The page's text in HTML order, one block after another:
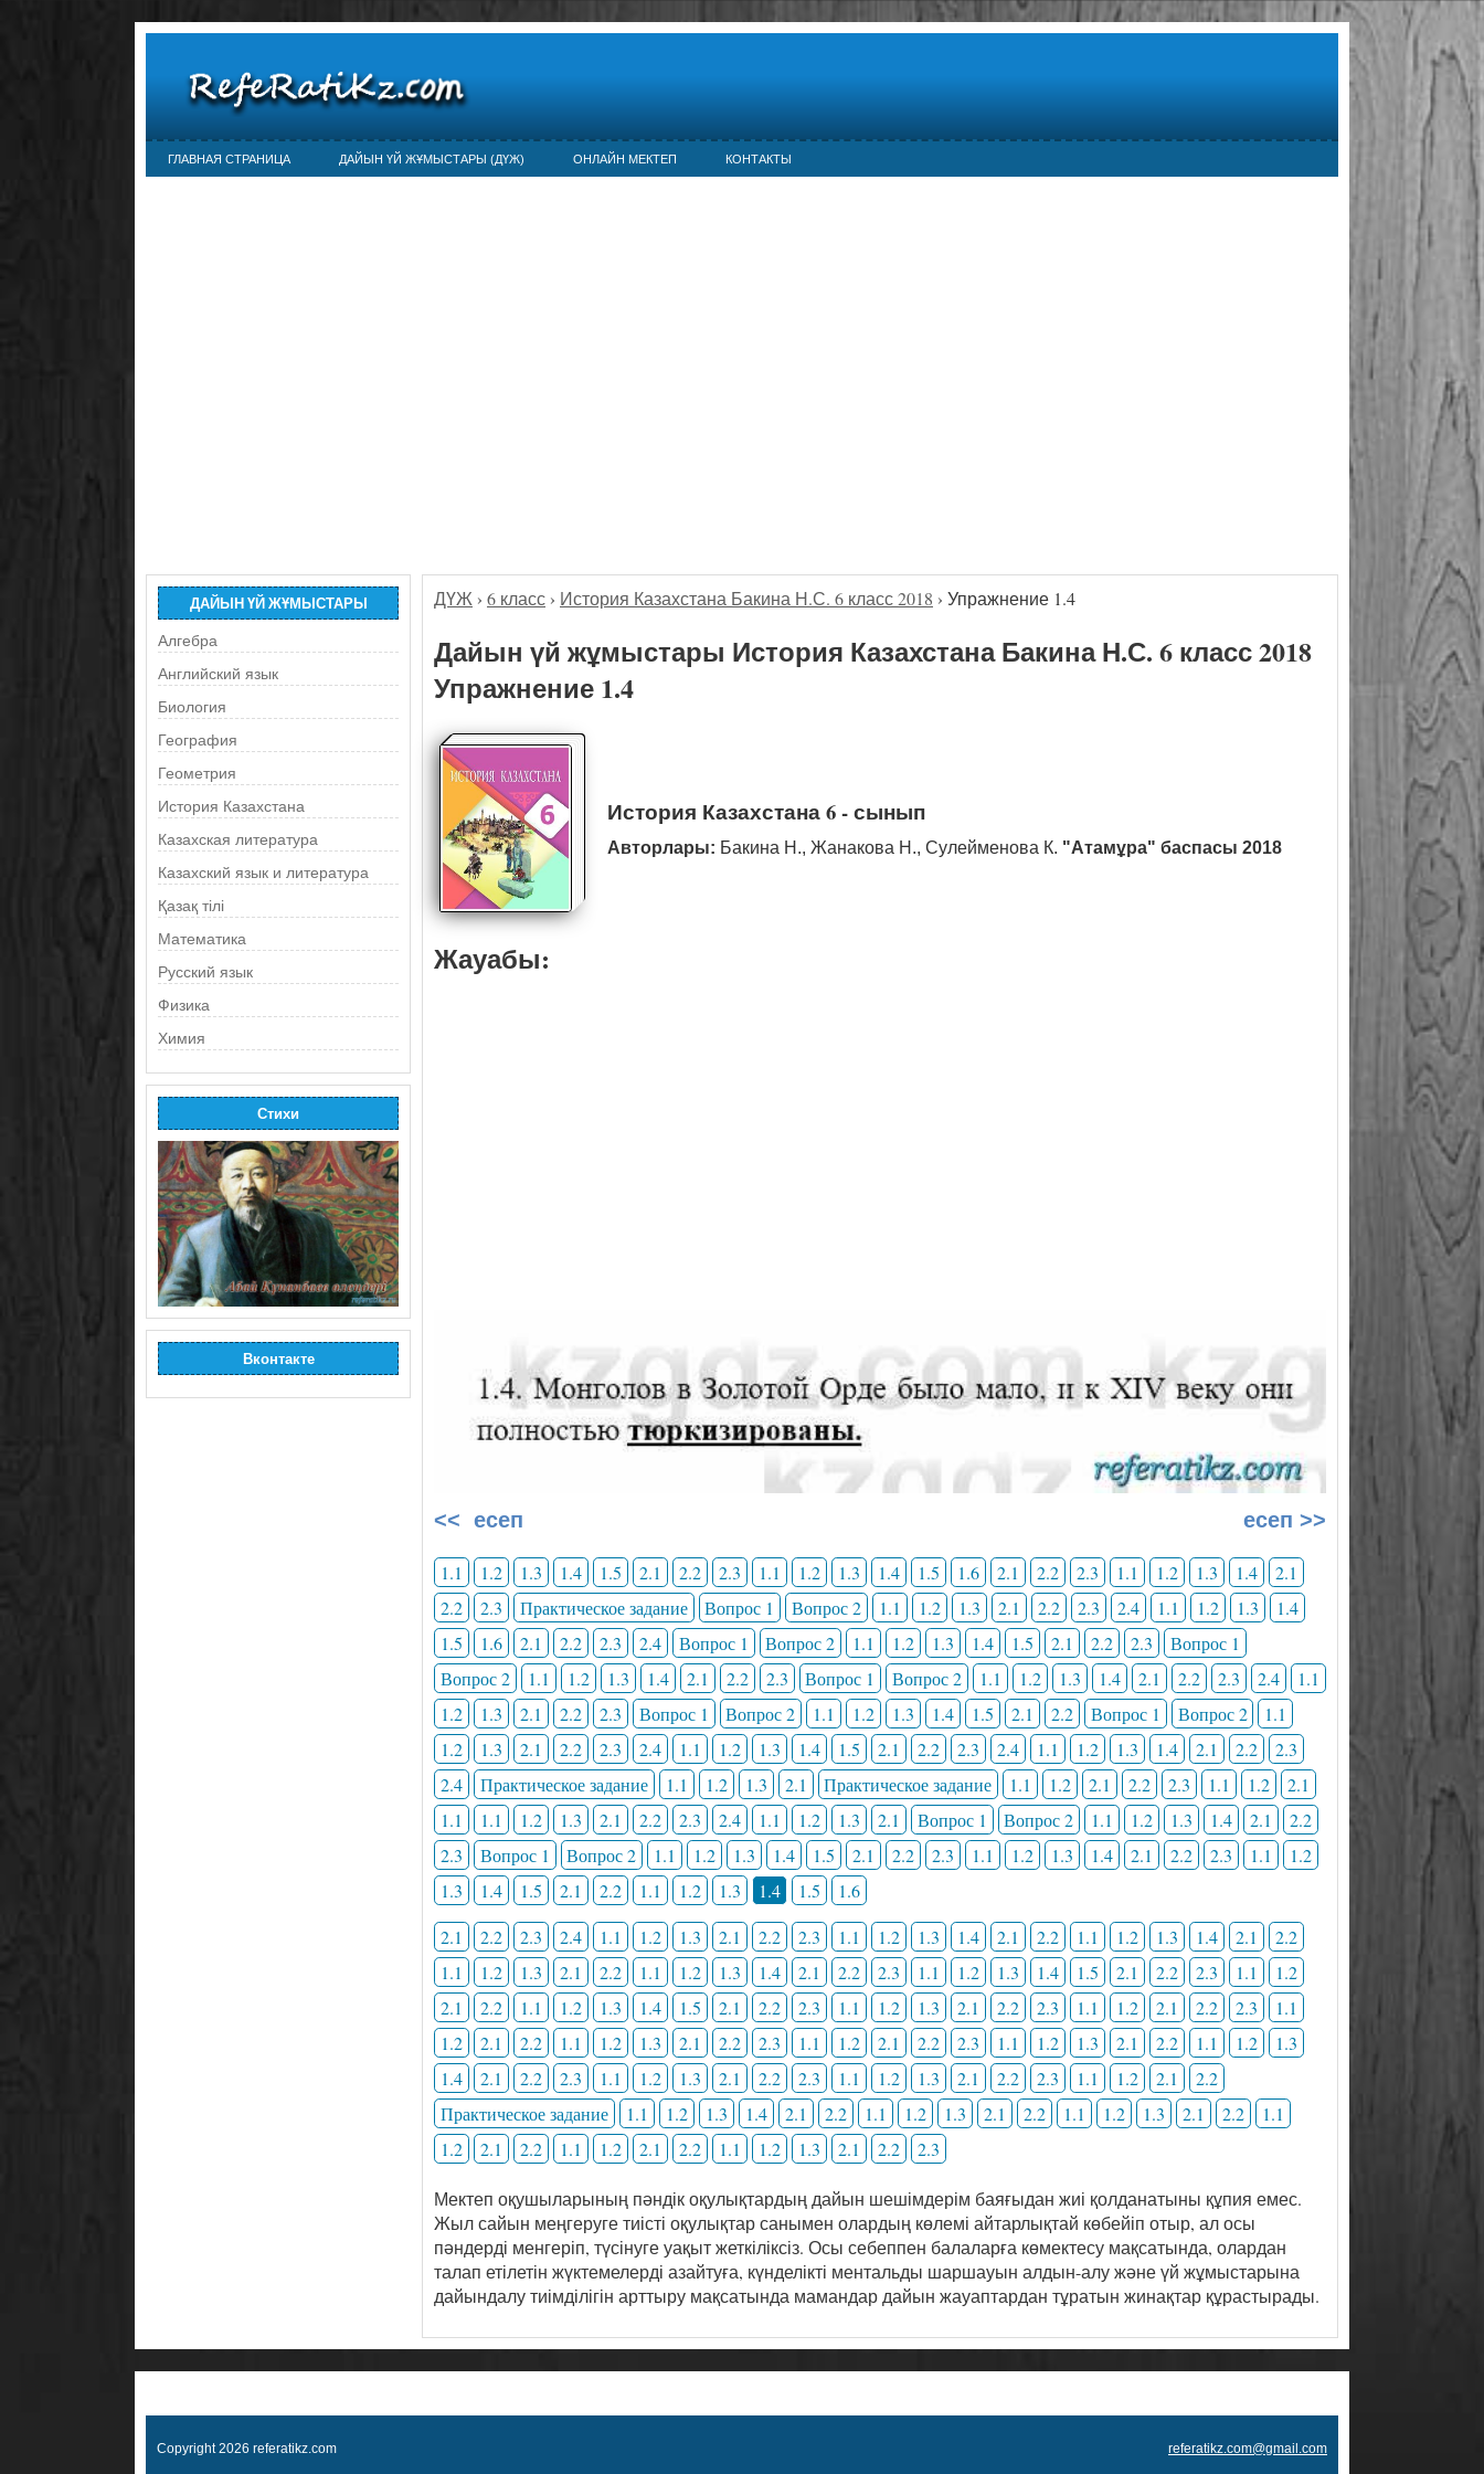
ГЛАВНАЯ СТРАНИЦА ДАЙЫН ҮЙ ЖҰМЫСТАРЫ (ДҮЖ) ОНЛАЙН МЕКТЕП КОНТАКТЫ
ДАЙЫН ҮЙ ЖҰМЫСТАРЫ
Алгебра
Английский язык
Биология
География
Геометрия
История Казахстана
Казахская литература
Казахский язык и литература
Қазақ тілі
Математика
Русский язык
Физика
Химия
Стихи
Вконтакте
ДҮЖ › 6 класс › История Казахстана Бакина Н.С. 6 класс 2018 › Упражнение 1.4
Дайын үй жұмыстары История Казахстана Бакина Н.С. 6 класс 2018
Упражнение 1.4
История Казахстана 6 - сынып
Авторлары: Бакина Н., Жанакова Н., Сулейменова К. "Атамұра" баспасы 2018
Жауабы:
<< есеп есеп >>
1.1 1.2 1.3 1.4 1.5 2.1 2.2 2.3 1.1 1.2 1.3 1.4 1.5 1.6 2.1 2.2 2.3 1.1 1.2 1.3 1.4
2.1
2.2
2.3 Практическое задание Вопрос 1 Вопрос 2 1.1 1.2 1.3 2.1 2.2 2.3 2.4 1.1 1.2 1.3
1.4
1.5
1.6 2.1 2.2 2.3 2.4 Вопрос 1 Вопрос 2 1.1 1.2 1.3 1.4 1.5 2.1 2.2 2.3
Вопрос 1
Вопрос 2
1.1 1.2 1.3 1.4 2.1 2.2 2.3 Вопрос 1 Вопрос 2 1.1 1.2 1.3 1.4 2.1 2.2 2.3 2.4
1.1
1.2
1.3 2.1 2.2 2.3 Вопрос 1 Вопрос 2 1.1 1.2 1.3 1.4 1.5 2.1 2.2 Вопрос 1 Вопрос 2
1.1
1.2
1.3 2.1 2.2 2.3 2.4 1.1 1.2 1.3 1.4 1.5 2.1 2.2 2.3 2.4 1.1 1.2 1.3 1.4 2.1 2.2
2.3
2.4
Практическое задание 1.1 1.2 1.3 2.1 Практическое задание 1.1 1.2 2.1 2.2 2.3 1.1 1.2
2.1
1.1
1.1 1.2 1.3 2.1 2.2 2.3 2.4 1.1 1.2 1.3 2.1 Вопрос 1 Вопрос 2 1.1 1.2 1.3 1.4 2.1
2.2
2.3
Вопрос 1 Вопрос 2 1.1 1.2 1.3 1.4 1.5 2.1 2.2 2.3 1.1 1.2 1.3 1.4 2.1 2.2 2.3 1.1
1.2
1.3
1.4 1.5 2.1 2.2 1.1 1.2 1.3 1.4 1.5
1.6
2.1
2.2 2.3 2.4 1.1 1.2 1.3 2.1 2.2 2.3 1.1 1.2 1.3 1.4 2.1 2.2 1.1 1.2 1.3 1.4 2.1
2.2
1.1
1.2 1.3 2.1 2.2 1.1 1.2 1.3 1.4 2.1 2.2 2.3 1.1 1.2 1.3 1.4 1.5 2.1 2.2 2.3 1.1
1.2
2.1
2.2 1.1 1.2 1.3 1.4 1.5 2.1 2.2 2.3 1.1 1.2 1.3 2.1 2.2 2.3 1.1 1.2 2.1 2.2 2.3
1.1
1.2
2.1 2.2 1.1 1.2 1.3 2.1 2.2 2.3 1.1 1.2 2.1 2.2 2.3 1.1 1.2 1.3 2.1 2.2 1.1 1.2
1.3
1.4
2.1 2.2 2.3 1.1 1.2 1.3 2.1 2.2 2.3 1.1 1.2 1.3 2.1 2.2 2.3 1.1 1.2 2.1
2.2
Практическое задание
1.1 1.2 1.3 1.4 2.1 2.2 1.1 1.2 1.3 2.1 2.2 1.1 1.2 1.3 2.1 2.2
1.1
1.2
2.1 2.2 1.1 1.2 2.1 2.2 1.1 1.2 1.3 2.1 2.2 2.3
Мектеп оқушыларының пәндік оқулықтардың дайын шешімдерім баяғыдан жиі қолданатыны құпия емес.
Жыл сайын меңгеруге тиісті оқулықтар санымен олардың көлемі айтарлықтай көбейіп отыр, ал осы
пәндерді менгеріп, түсінуге уақыт жеткіліксіз. Осы себеппен балаларға көмектесу мақсатында, олардан
талап етілетін жүктемелерді азайтуға, күнделікті ментальды шаршауын алдын-алу және үй жұмыстарына
дайындалу тиімділігін арттыру мақсатында мамандар дайын жауаптардан тұратын жинақтар құрастырады.
Copyright 2026 referatikz.com referatikz.com@gmail.com